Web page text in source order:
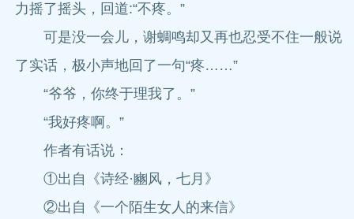
力摇了摇头，回道:“不疼。”
可是没一会儿，谢蜩鸣却又再也忍受不住一般说
了实话，极小声地回了一句“疼……”
“爷爷，你终于理我了。”
“我好疼啊。”
作者有话说：
①出自《诗经·豳风，七月》
②出自《一个陌生女人的来信》